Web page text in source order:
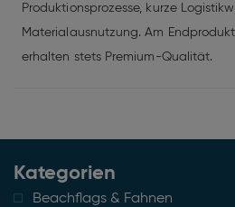
Produktionsprozesse, kurze
Materialausnutzung. Am
erhalten stets Premium-Qualität.
Kategorien
Beachflags & Fahnen